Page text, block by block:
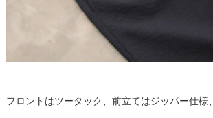
フロントはツータック、前立てはジッパー仕様、